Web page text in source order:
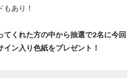
あり！
てくれた方の中から抽選で2名に今回
ン入り色紙をプレゼント！